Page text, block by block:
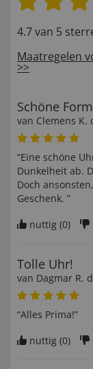
4.7 van 5
Maatregelen
>>
Schöne Form
van Clemens K.
“Eine schöne
Dunkelheit ab.
Doch
Geschenk. ”
nuttig (0)
Tolle Uhr!
van Dagmar R.
“Alles Prima!”
nuttig (0)